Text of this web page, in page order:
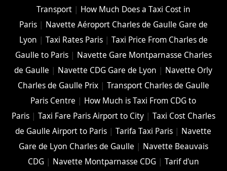
Transport| How Much Does a Taxi Cost in
Paris| Navette Aéroport Charles de Gaulle Gare de
Lyon | Taxi Rates Paris| Taxi Price From Charles de
Gaulle to Paris| Navette Gare Montparnasse Charles
de Gaulle | Navette CDG Gare de Lyon | Navette Orly
Charles de Gaulle Prix| Transport Charles de Gaulle
Paris Centre | How Much is Taxi From CDG to
Paris| Taxi Fare Paris Airport to City| Taxi Cost Charles
de Gaulle Airport to Paris |Tarifa Taxi Paris | Navette
Gare de Lyon Charles de Gaulle | Navette Beauvais
CDG | Navette Montparnasse CDG | Tarif d'un